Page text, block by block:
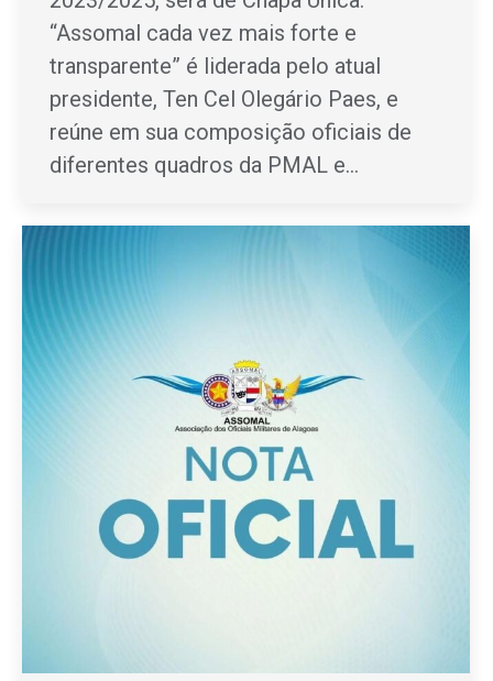
“Assomal cada vez mais forte e
transparente” é liderada pelo atual
presidente, Ten Cel Olegário Paes, e
reúne em sua composição oficiais de
diferentes quadros da PMAL e…